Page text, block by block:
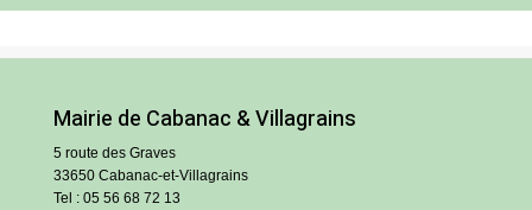
Mairie de Cabanac & Villagrains
5 route des Graves
33650 Cabanac-et-Villagrains
Tel : 05 56 68 72 13